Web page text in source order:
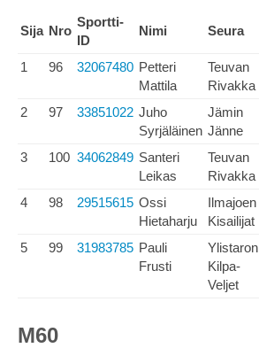
Sija Nro
Sportti-
ID
Nimi Seura
1 96 32067480 Petteri
Mattila
Teuvan
Rivakka
2 97 33851022 Juho
Syrjäläinen
Jämin
Jänne
3 100 34062849 Santeri
Leikas
Teuvan
Rivakka
4 98 29515615 Ossi
Hietaharju
Ilmajoen
Kisailijat
5 99 31983785 Pauli
Frusti
Ylistaron
Kilpa-
Veljet
M60